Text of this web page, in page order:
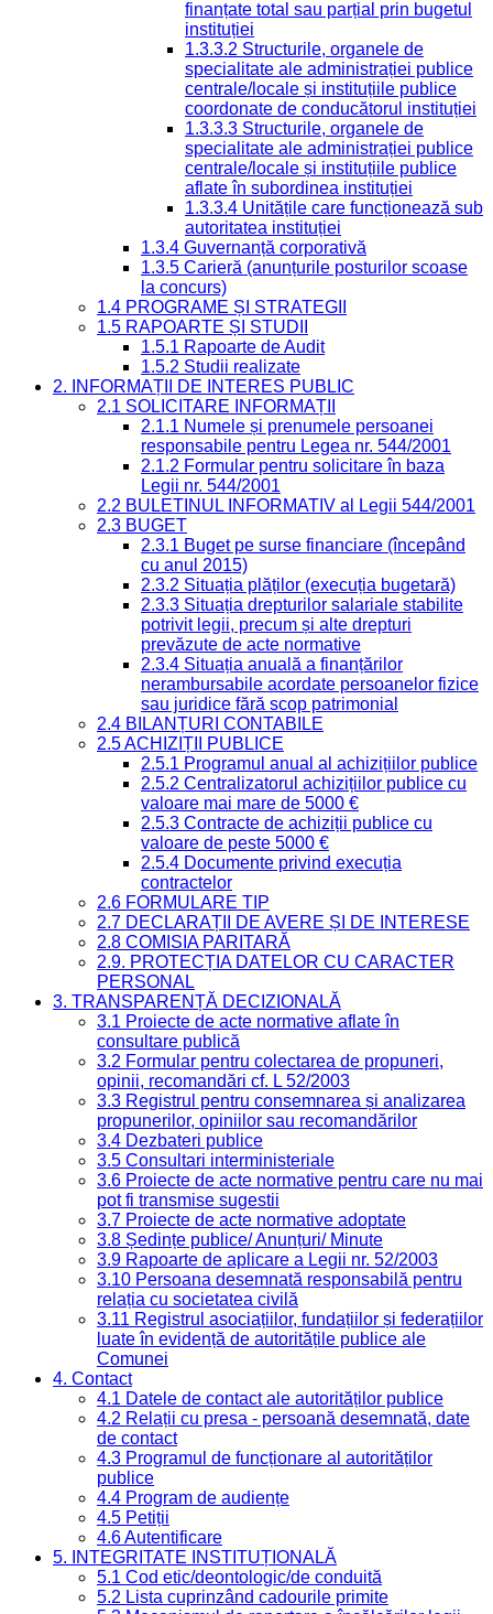
finanțate total sau parțial prin bugetul
instituției
1.3.3.2 Structurile, organele de
specialitate ale administrației publice
centrale/locale și instituțiile publice
coordonate de conducătorul instituției
1.3.3.3 Structurile, organele de
specialitate ale administrației publice
centrale/locale și instituțiile publice
aflate în subordinea instituției
1.3.3.4 Unitățile care funcționează sub
autoritatea instituției
1.3.4 Guvernanță corporativă
1.3.5 Carieră (anunțurile posturilor scoase
la concurs)
1.4 PROGRAME ȘI STRATEGII
1.5 RAPOARTE ȘI STUDII
1.5.1 Rapoarte de Audit
1.5.2 Studii realizate
2. INFORMAȚII DE INTERES PUBLIC
2.1 SOLICITARE INFORMAȚII
2.1.1 Numele și prenumele persoanei
responsabile pentru Legea nr. 544/2001
2.1.2 Formular pentru solicitare în baza
Legii nr. 544/2001
2.2 BULETINUL INFORMATIV al Legii 544/2001
2.3 BUGET
2.3.1 Buget pe surse financiare (începând
cu anul 2015)
2.3.2 Situația plăților (execuția bugetară)
2.3.3 Situația drepturilor salariale stabilite
potrivit legii, precum și alte drepturi
prevăzute de acte normative
2.3.4 Situația anuală a finanțărilor
nerambursabile acordate persoanelor fizice
sau juridice fără scop patrimonial
2.4 BILANȚURI CONTABILE
2.5 ACHIZIȚII PUBLICE
2.5.1 Programul anual al achizițiilor publice
2.5.2 Centralizatorul achizițiilor publice cu
valoare mai mare de 5000 €
2.5.3 Contracte de achiziții publice cu
valoare de peste 5000 €
2.5.4 Documente privind execuția
contractelor
2.6 FORMULARE TIP
2.7 DECLARAȚII DE AVERE ȘI DE INTERESE
2.8 COMISIA PARITARĂ
2.9. PROTECȚIA DATELOR CU CARACTER
PERSONAL
3. TRANSPARENȚĂ DECIZIONALĂ
3.1 Proiecte de acte normative aflate în
consultare publică
3.2 Formular pentru colectarea de propuneri,
opinii, recomandări cf. L 52/2003
3.3 Registrul pentru consemnarea și analizarea
propunerilor, opiniilor sau recomandărilor
3.4 Dezbateri publice
3.5 Consultari interministeriale
3.6 Proiecte de acte normative pentru care nu mai
pot fi transmise sugestii
3.7 Proiecte de acte normative adoptate
3.8 Ședințe publice/ Anunțuri/ Minute
3.9 Rapoarte de aplicare a Legii nr. 52/2003
3.10 Persoana desemnată responsabilă pentru
relația cu societatea civilă
3.11 Registrul asociațiilor, fundațiilor și federațiilor
luate în evidență de autoritățile publice ale
Comunei
4. Contact
4.1 Datele de contact ale autorităților publice
4.2 Relații cu presa - persoană desemnată, date
de contact
4.3 Programul de funcționare al autorităților
publice
4.4 Program de audiențe
4.5 Petiții
4.6 Autentificare
5. INTEGRITATE INSTITUȚIONALĂ
5.1 Cod etic/deontologic/de conduită
5.2 Lista cuprinzând cadourile primite